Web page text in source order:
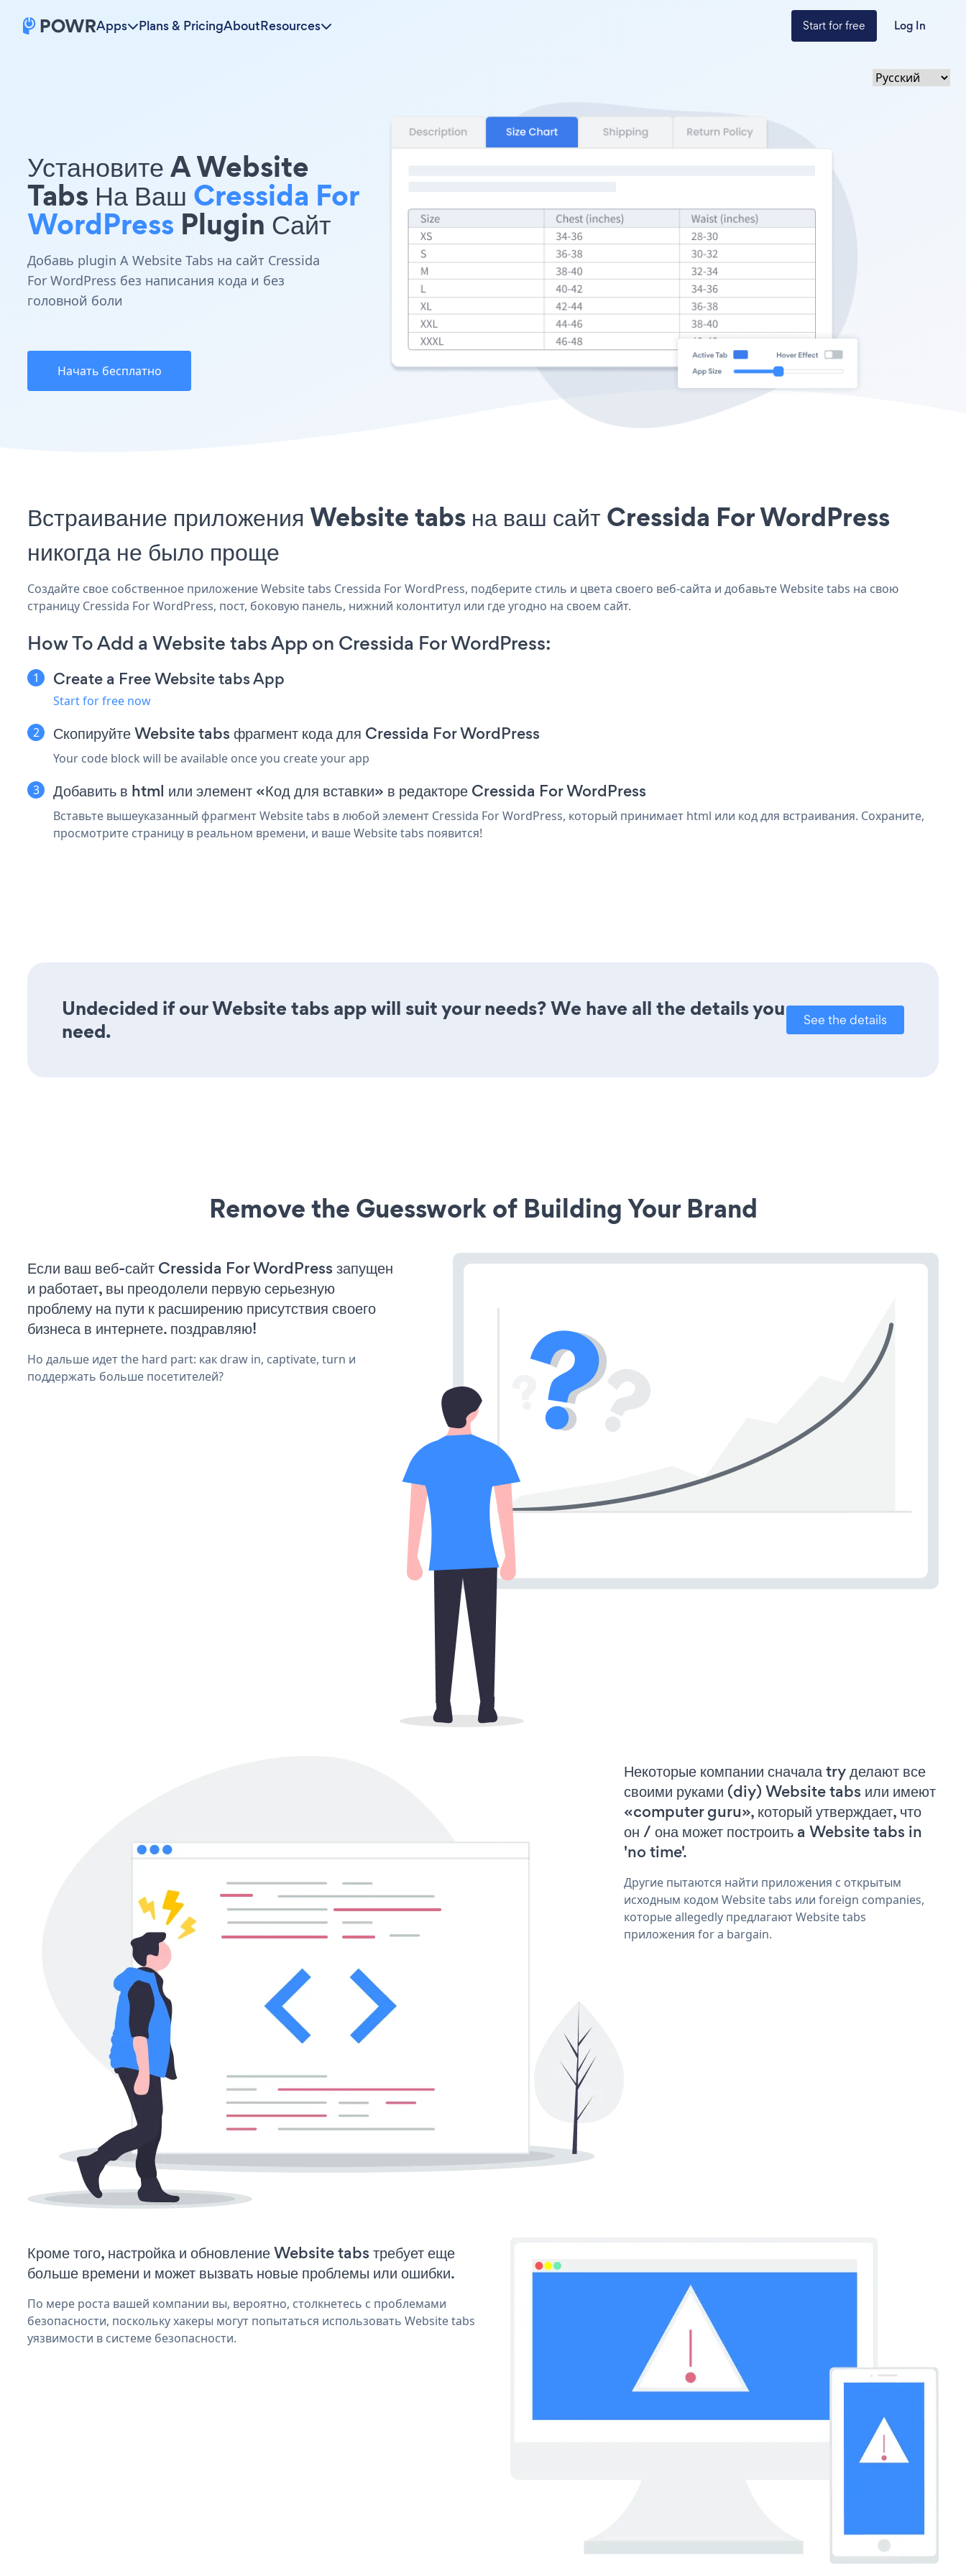
Apps Plans & PricingAboutResources Start for free Log In
Установите A Website
Tabs На Ваш Cressida For
WordPress Plugin Сайт
Добавь plugin A Website Tabs на сайт Cressida
For WordPress без написания кода и без
головной боли
Начать бесплатно
Встраивание приложения Website tabs на ваш сайт Cressida For WordPress
никогда не было проще
Создайте свое собственное приложение Website tabs Cressida For WordPress, подберите стиль и цвета своего веб-сайта и добавьте Website tabs на свою
страницу Cressida For WordPress, пост, боковую панель, нижний колонтитул или где угодно на своем сайт.
How To Add a Website tabs App on Cressida For WordPress:
Create a Free Website tabs App
Start for free now
Скопируйте Website tabs фрагмент кода для Cressida For WordPress
Your code block will be available once you create your app
Добавить в html или элемент «Код для вставки» в редакторе Cressida For WordPress
Вставьте вышеуказанный фрагмент Website tabs в любой элемент Cressida For WordPress, который принимает html или код для встраивания. Сохраните,
просмотрите страницу в реальном времени, и ваше Website tabs появится!
Undecided if our Website tabs app will suit your needs? We have all the details you
need.
See the details
Remove the Guesswork of Building Your Brand
Если ваш веб-сайт Cressida For WordPress запущен
и работает, вы преодолели первую серьезную
проблему на пути к расширению присутствия своего
бизнеса в интернете. поздравляю!
Но дальше идет the hard part: как draw in, captivate, turn и
поддержать больше посетителей?
Некоторые компании сначала try делают все
своими руками (diy) Website tabs или имеют
«computer guru», который утверждает, что
он / она может построить a Website tabs in
'no time'.
Другие пытаются найти приложения с открытым
исходным кодом Website tabs или foreign companies,
которые allegedly предлагают Website tabs
приложения for a bargain.
Кроме того, настройка и обновление Website tabs требует еще
больше времени и может вызвать новые проблемы или ошибки.
По мере роста вашей компании вы, вероятно, столкнетесь с проблемами
безопасности, поскольку хакеры могут попытаться использовать Website tabs
уязвимости в системе безопасности.